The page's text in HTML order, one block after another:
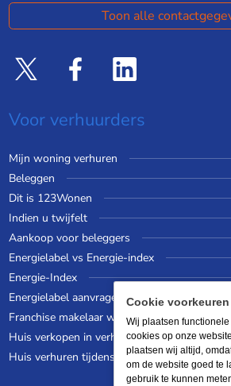
Toon alle
Voor verhuurders
Mijn woning verhuren
Beleggen
Dit is 123Wonen
Indien u twijfelt
Aankoop voor beleggers
Energielabel vs Energie-index
Energie-Index
Energielabel aanvragen
Franchise makelaar worden
Huis verkopen in verhuurde staat
Huis verhuren tijdens een wereldreis
Cookie voorkeuren
Wij plaatsen
cookies op onze
plaatsen wij altijd,
om de website goed te
gebruik te kunnen